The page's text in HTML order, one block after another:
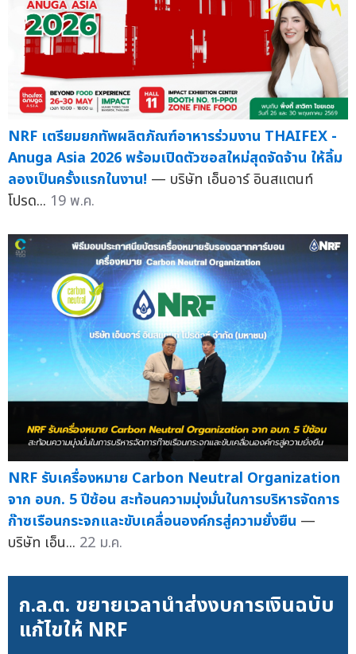
NRF เตรียมยกทัพผลิตภัณฑ์อาหารร่วมงาน THAIFEX -
Anuga Asia 2026 พร้อมเปิดตัวซอสใหม่สุดจัดจ้าน ให้ลิ้ม
ลองเป็นครั้งแรกในงาน! — บริษัท เอ็นอาร์ อินสแตนท์
โปรด... 19 พ.ค.
NRF รับเครื่องหมาย Carbon Neutral Organization
จาก อบก. 5 ปีซ้อน สะท้อนความมุ่งมั่นในการบริหารจัดการ
ก๊าซเรือนกระจกและขับเคลื่อนองค์กรสู่ความยั่งยืน —
บริษัท เอ็น... 22 ม.ค.
ก.ล.ต. ขยายเวลานำส่งงบการเงินฉบับ
แก้ไขให้ NRF